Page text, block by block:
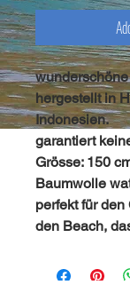
hergestellt in
Indonesien.
garantiert
Grösse: 150
Baumwolle
perfekt für den
den Beach,